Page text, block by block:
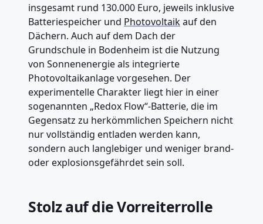
insgesamt rund 130.000 Euro, jeweils inklusive
Batteriespeicher und Photovoltaikauf den
Dächern. Auch auf dem Dach der
Grundschule in Bodenheim ist die Nutzung
von Sonnenenergie als integrierte
Photovoltaikanlage vorgesehen. Der
experimentelle Charakter liegt hier in einer
sogenannten „Redox Flow“-Batterie, die im
Gegensatz zu herkömmlichen Speichern nicht
nur vollständig entladen werden kann,
sondern auch langlebiger und weniger brand-
oder explosionsgefährdet sein soll.
Stolz auf die Vorreiterrolle